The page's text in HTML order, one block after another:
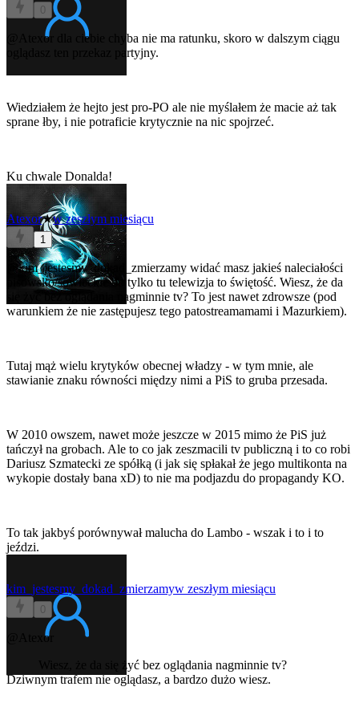
0
@Atexor
dla ciebie chyba nie ma ratunku, skoro w dalszym ciągu
oglądasz ten przekaz partyjny.
Wiedziałem że hejto jest pro-PO ale nie myślałem że macie aż tak
sprane łby, i nie potraficie krytycznie na nic spojrzeć.
Ku chwale Donalda!
Atexor★w zeszłym miesiącu
1
@kim_jestesmy_dokad_zmierzamy widać masz jakieś naleciałości
pisowsko/sowieckie bo tylko tu telewizja to świętość. Wiesz, że da
się żyć bez oglądania nagminnie tv? To jest nawet zdrowsze (pod
warunkiem że nie zastępujesz tego patostreamamami i Mazurkiem).
Tutaj mąż wielu krytyków obecnej władzy - w tym mnie, ale
stawianie znaku równości między nimi a PiS to gruba przesada.
W 2010 owszem, nawet może jeszcze w 2015 mimo że PiS już
tańczył na grobach. Ale to co jak zeszmacili tv publiczną i to co robi
Dariusz Szmatecki ze spółką (i jak się spłakał że jego multikonta na
wykopie dostały bana xD) to nie ma podjazdu do propagandy KO.
To tak jakbyś porównywał malucha do Lambo - wszak i to i to
jeździ.
kim_jestesmy_dokad_zmierzamyw zeszłym miesiącu
0
@Atexor
Wiesz, że da się żyć bez oglądania nagminnie tv?
Dziwnym trafem nie oglądasz, a bardzo dużo wiesz.